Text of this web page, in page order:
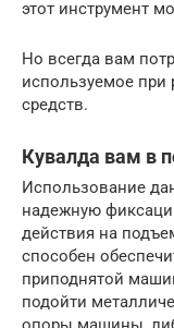
этот инструмент
Но всегда вам
используемое при
средств.
Кувалда вам в
Использование
надежную
действия на
способен
приподнятой
подойти